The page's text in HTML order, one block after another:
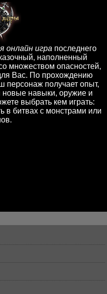
онлайн игра последнего
наполненный
множеством опасностей,
Вас. По прохождению
персонаж получает опыт,
новые навыки, оружие и
выбрать кем играть:
в битвах с монстрами или